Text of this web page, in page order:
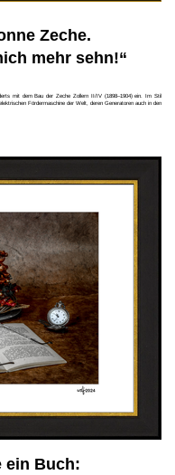
Zeche.
mehr sehn!“
mit dem Bau der Zeche Zollern II/IV (1898–1904) ein. Im Stil
Fördermaschine der Welt, deren Generatoren auch in den
ein Buch: